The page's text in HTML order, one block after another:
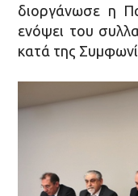
διοργάνωσε η
ενόψει του
κατά της